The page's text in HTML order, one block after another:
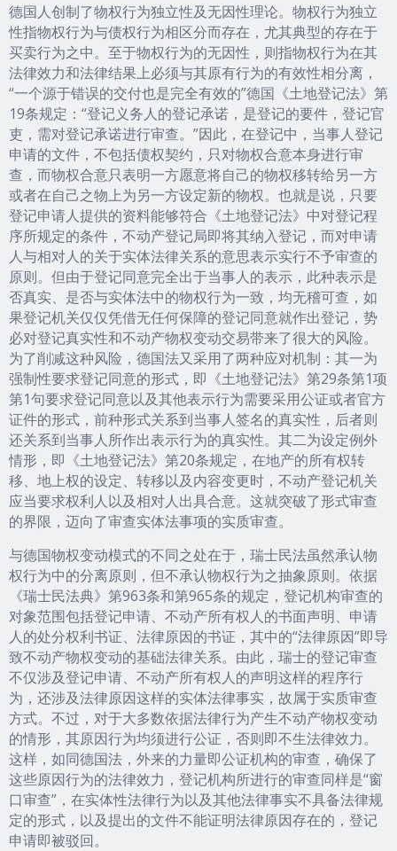
德国人创制了物权行为独立性及无因性理论。物权行为独立
性指物权行为与债权行为相区分而存在，尤其典型的存在于
买卖行为之中。至于物权行为的无因性，则指物权行为在其
法律效力和法律结果上必须与其原有行为的有效性相分离，
“一个源于错误的交付也是完全有效的”德国《土地登记法》第
19条规定：“登记义务人的登记承诺，是登记的要件，登记官
吏，需对登记承诺进行审查。”因此，在登记中，当事人登记
申请的文件，不包括债权契约，只对物权合意本身进行审
查，而物权合意只表明一方愿意将自己的物权移转给另一方
或者在自己之物上为另一方设定新的物权。也就是说，只要
登记申请人提供的资料能够符合《土地登记法》中对登记程
序所规定的条件，不动产登记局即将其纳入登记，而对申请
人与相对人的关于实体法律关系的意思表示实行不予审查的
原则。但由于登记同意完全出于当事人的表示，此种表示是
否真实、是否与实体法中的物权行为一致，均无稽可查，如
果登记机关仅仅凭借无任何保障的登记同意就作出登记，势
必对登记真实性和不动产物权变动交易带来了很大的风险。
为了削减这种风险，德国法又采用了两种应对机制：其一为
强制性要求登记同意的形式，即《土地登记法》第29条第1项
第1句要求登记同意以及其他表示行为需要采用公证或者官方
证件的形式，前种形式关系到当事人签名的真实性，后者则
还关系到当事人所作出表示行为的真实性。其二为设定例外
情形，即《土地登记法》第20条规定，在地产的所有权转
移、地上权的设定、转移以及内容变更时，不动产登记机关
应当要求权利人以及相对人出具合意。这就突破了形式审查
的界限，迈向了审查实体法事项的实质审查。
与德国物权变动模式的不同之处在于，瑞士民法虽然承认物
权行为中的分离原则，但不承认物权行为之抽象原则。依据
《瑞士民法典》第963条和第965条的规定，登记机构审查的
对象范围包括登记申请、不动产所有权人的书面声明、申请
人的处分权利书证、法律原因的书证，其中的“法律原因”即导
致不动产物权变动的基础法律关系。由此，瑞士的登记审查
不仅涉及登记申请、不动产所有权人的声明这样的程序行
为，还涉及法律原因这样的实体法律事实，故属于实质审查
方式。不过，对于大多数依据法律行为产生不动产物权变动
的情形，其原因行为均须进行公证，否则即不生法律效力。
这样，如同德国法，外来的力量即公证机构的审查，确保了
这些原因行为的法律效力，登记机构所进行的审查同样是“窗
口审查”，在实体性法律行为以及其他法律事实不具备法律规
定的形式，以及提出的文件不能证明法律原因存在的，登记
申请即被驳回。